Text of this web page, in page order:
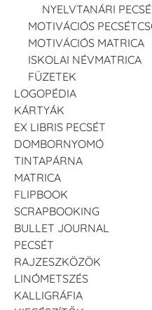
NYELVTANÁRI
MOTIVÁCIÓS
MOTIVÁCIÓS MATRICA
ISKOLAI NÉVMATRICA
FÜZETEK
LOGOPÉDIA
KÁRTYÁK
EX LIBRIS PECSÉT
DOMBORNYOMÓ
TINTAPÁRNA
MATRICA
FLIPBOOK
SCRAPBOOKING
BULLET JOURNAL
PECSÉT
RAJZESZKÖZÖK
LINÓMETSZÉS
KALLIGRÁFIA